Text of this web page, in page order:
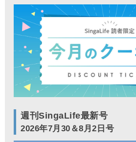
週刊SingaLife最新号
2026年7月30＆8月2日号